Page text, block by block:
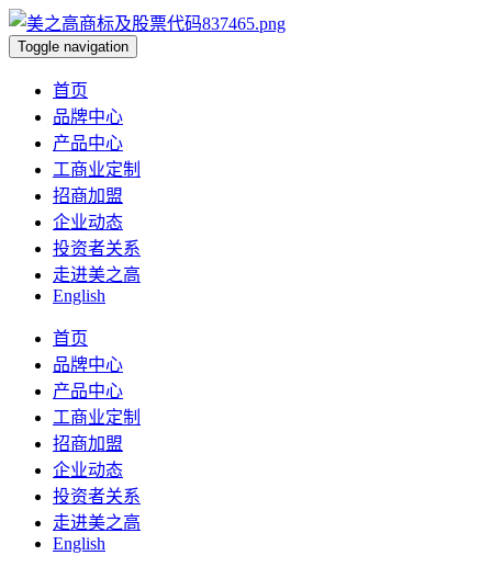
Toggle navigation
首页
品牌中心
产品中心
工商业定制
招商加盟
企业动态
投资者关系
走进美之高
English
首页
品牌中心
产品中心
工商业定制
招商加盟
企业动态
投资者关系
走进美之高
English